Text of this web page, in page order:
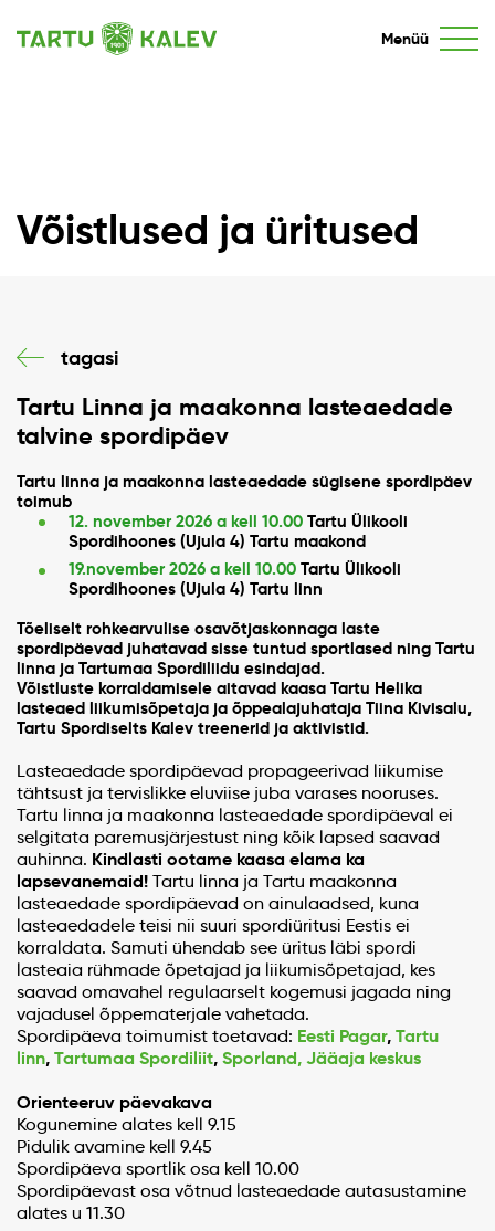
Menüü
Võistlused ja üritused
tagasi
Tartu Linna ja maakonna lasteaedade
talvine spordipäev
Tartu linna ja maakonna lasteaedade sügisene spordipäev
toimub
12. november 2026 a kell 10.00 Tartu Ülikooli
Spordihoones (Ujula 4) Tartu maakond
19.november 2026 a kell 10.00 Tartu Ülikooli
Spordihoones (Ujula 4) Tartu linn
Tõeliselt rohkearvulise osavõtjaskonnaga laste
spordipäevad juhatavad sisse tuntud sportlased ning Tartu
linna ja Tartumaa Spordiliidu esindajad.
Võistluste korraldamisele aitavad kaasa Tartu Helika
lasteaed liikumisõpetaja ja õppealajuhataja Tiina Kivisalu,
Tartu Spordiselts Kalev treenerid ja aktivistid.
Lasteaedade spordipäevad propageerivad liikumise
tähtsust ja tervislikke eluviise juba varases nooruses.
Tartu linna ja maakonna lasteaedade spordipäeval ei
selgitata paremusjärjestust ning kõik lapsed saavad
auhinna. Kindlasti ootame kaasa elama ka
lapsevanemaid! Tartu linna ja Tartu maakonna
lasteaedade spordipäevad on ainulaadsed, kuna
lasteaedadele teisi nii suuri spordiüritusi Eestis ei
korraldata. Samuti ühendab see üritus läbi spordi
lasteaia rühmade õpetajad ja liikumisõpetajad, kes
saavad omavahel regulaarselt kogemusi jagada ning
vajadusel õppematerjale vahetada.
Spordipäeva toimumist toetavad: Eesti Pagar,Tartu
linn,Tartumaa Spordiliit,Sporland,Jääaja keskus
Orienteeruv päevakava
Kogunemine alates kell 9.15
Pidulik avamine kell 9.45
Spordipäeva sportlik osa kell 10.00
Spordipäevast osa võtnud lasteaedade autasustamine
alates u 11.30